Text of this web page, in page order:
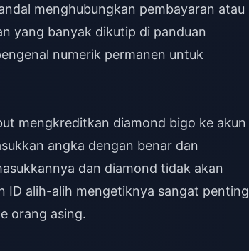
menghubungkan pembayaran atau
yang banyak dikutip di panduan
numerik permanen untuk
mengkreditkan diamond bigo ke akun
angka dengan benar dan
dan diamond tidak akan
ID alih-alih mengetiknya sangat penting
orang asing.